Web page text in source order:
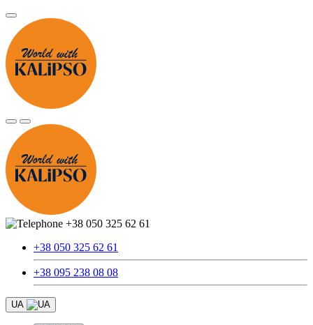
+38 050 325 62 61
+38 050 325 62 61
+38 095 238 08 08
UA